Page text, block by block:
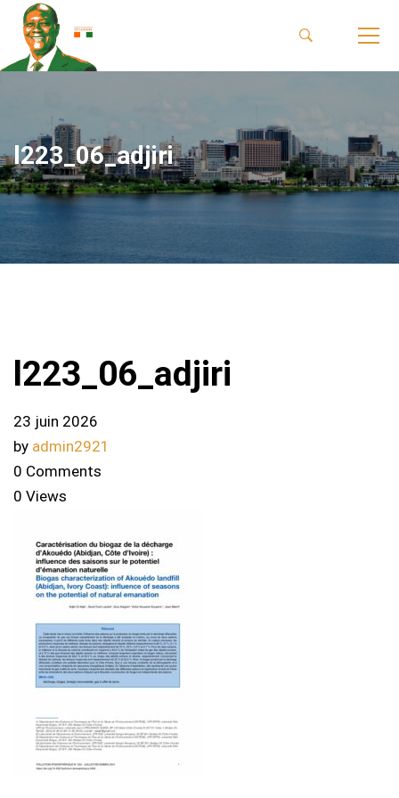
l223_06_adjiri
l223_06_adjiri
23 juin 2026
by admin2921
0 Comments
0 Views